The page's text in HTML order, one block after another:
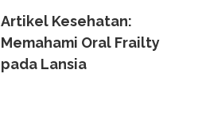
Artikel Kesehatan:
Memahami Oral Frailty
pada Lansia